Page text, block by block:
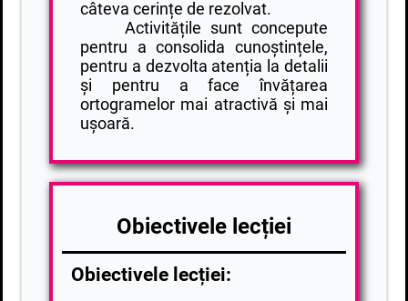
câteva cerințe de rezolvat.
Activitățile sunt concepute
pentru a consolida cunoștințele,
pentru a dezvolta atenția la detalii
și pentru a face învățarea
ortogramelor mai atractivă și mai
ușoară.
Obiectivele lecției
Obiectivele lecției: